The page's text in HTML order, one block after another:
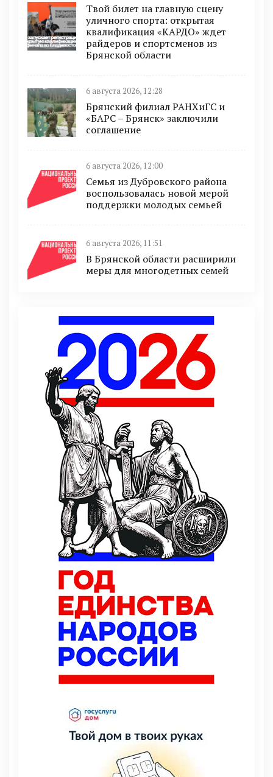
Твой билет на главную сцену
уличного спорта: открытая
квалификация «КАРДО» ждет
райдеров и спортсменов из
Брянской области
6 августа 2026, 12:28
Брянский филиал РАНХиГС и
«БАРС – Брянск» заключили
соглашение
6 августа 2026, 12:00
Семья из Дубровского района
воспользовалась новой мерой
поддержки молодых семьей
6 августа 2026, 11:51
В Брянской области расширили
меры для многодетных семей